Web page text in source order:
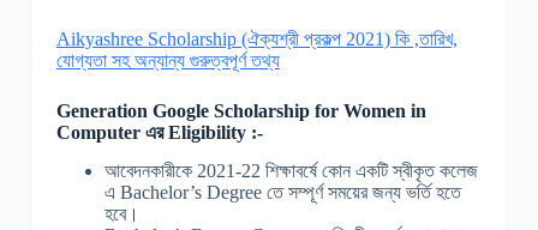
Aikyashree Scholarship (ঐক্যশ্রী প্রকল্প 2021) কি ,তারিখ,
যোগ্যতা সহ অন্যান্য গুরুত্বপূর্ণ তথ্য
Generation Google Scholarship for Women in
Computer এর Eligibility :-
আবেদনকারীকে 2021-22 শিক্ষাবর্ষে কোন একটি স্বীকৃত কলেজ
এ Bachelor’s Degree তে সম্পূর্ণ সময়ের জন্য ভর্তি হতে
হবে।